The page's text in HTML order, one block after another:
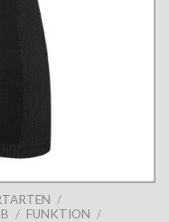
/
/ FUNKTION /